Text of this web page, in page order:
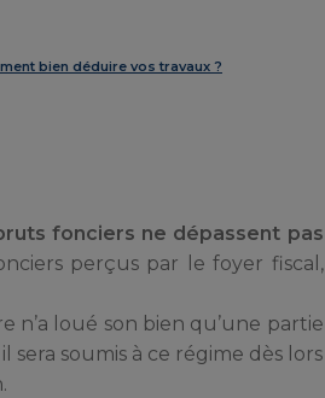
bien déduire vos travaux ?
fonciers ne dépassent pas
perçus par le foyer fiscal,
n’a loué son bien qu’une partie
soumis à ce régime dès lors